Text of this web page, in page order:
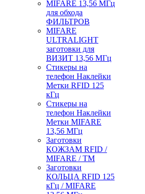
MIFARE 13,56 МГц
для обхода
ФИЛЬТРОВ
MIFARE
ULTRALIGHT
заготовки для
ВИЗИТ 13,56 МГц
Стикеры на
телефон Наклейки
Метки RFID 125
кГц
Стикеры на
телефон Наклейки
Метки MIFARE
13,56 МГц
Заготовки
КОЖЗАМ RFID /
MIFARE / TM
Заготовки
КОЛЬЦА RFID 125
кГц / MIFARE